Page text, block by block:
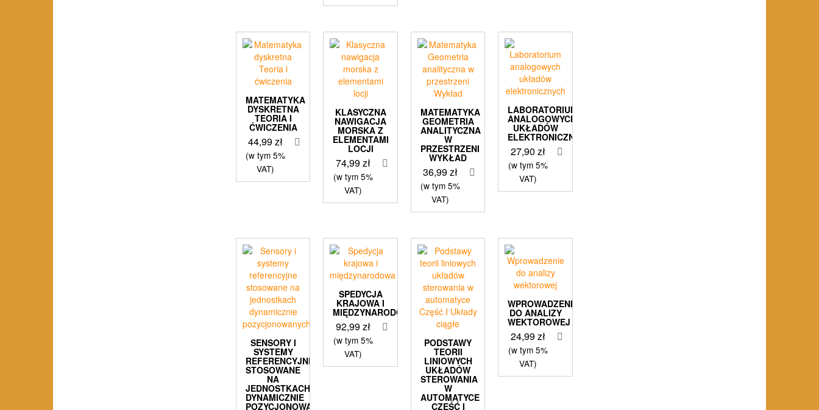
MATEMATYKA
DYSKRETNA
TEORIA I
ĆWICZENIA
44,99zł
(w tym 5%
VAT)
KLASYCZNA
NAWIGACJA
MORSKA Z
ELEMENTAMI
LOCJI
74,99zł
(w tym 5%
VAT)
MATEMATYKA
GEOMETRIA
ANALITYCZNA
W
PRZESTRZENI
WYKŁAD
36,99zł
(w tym 5%
VAT)
LABORATORIUM
ANALOGOWYCH
UKŁADÓW
ELEKTRONICZNYCH
27,90 zł
(w tym 5%
VAT)
SENSORY I
SYSTEMY
REFERENCYJNE
STOSOWANE
NA
JEDNOSTKACH
DYNAMICZNIE
POZYCJONOWANYCH
SPEDYCJA
KRAJOWA I
MIĘDZYNARODOWA
92,99zł
(w tym 5%
VAT)
PODSTAWY
TEORII
LINIOWYCH
UKŁADÓW
STEROWANIA
W
AUTOMATYCE
CZĘŚĆ I
WPROWADZENIE
DO ANALIZY
WEKTOROWEJ
24,99zł
(w tym 5%
VAT)